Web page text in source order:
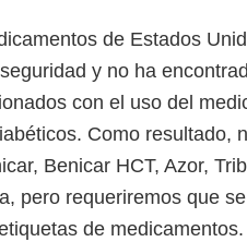
de Estados
y no ha
con el uso del
Como resultado,
Benicar HCT, Azor,
pero requeriremos que
de